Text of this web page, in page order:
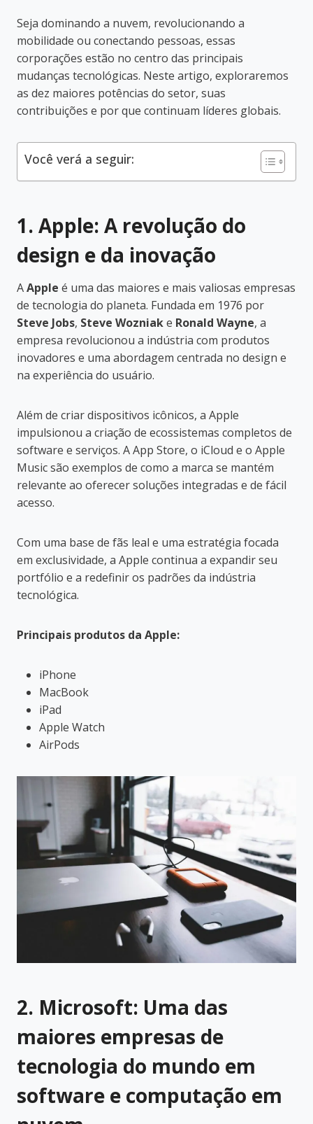
Seja dominando a nuvem, revolucionando a
mobilidade ou conectando pessoas, essas
corporações estão no centro das principais
mudanças tecnológicas. Neste artigo, exploraremos
as dez maiores potências do setor, suas
contribuições e por que continuam líderes globais.
Você verá a seguir:
1. Apple: A revolução do
design e da inovação
AApple é uma das maiores e mais valiosas empresas
de tecnologia do planeta. Fundada em 1976 por
Steve Jobs, Steve Wozniake Ronald Wayne, a
empresa revolucionou a indústria com produtos
inovadores e uma abordagem centrada no design e
na experiência do usuário.
Além de criar dispositivos icônicos, a Apple
impulsionou a criação de ecossistemas completos de
software e serviços. A App Store, o iCloud e o Apple
Music são exemplos de como a marca se mantém
relevante ao oferecer soluções integradas e de fácil
acesso.
Com uma base de fãs leal e uma estratégia focada
em exclusividade, a Apple continua a expandir seu
portfólio e a redefinir os padrões da indústria
tecnológica.
Principais produtos da Apple:
iPhone
MacBook
iPad
Apple Watch
AirPods
2. Microsoft: Uma das
maiores empresas de
tecnologia do mundo em
software e computação em